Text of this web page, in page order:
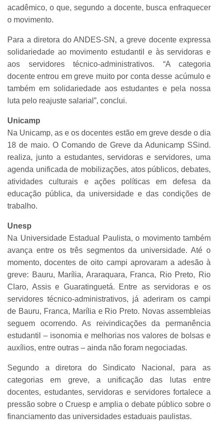
acadêmico, o que, segundo a docente, busca enfraquecer
o movimento.
Para a diretora do ANDES-SN, a greve docente expressa
solidariedade ao movimento estudantil e às servidoras e
aos servidores técnico-administrativos. “A categoria
docente entrou em greve muito por conta desse acúmulo e
também em solidariedade aos estudantes e pela nossa
luta pelo reajuste salarial”, conclui.
Unicamp
Na Unicamp, as e os docentes estão em greve desde o dia
18 de maio. O Comando de Greve da Adunicamp SSind.
realiza, junto a estudantes, servidoras e servidores, uma
agenda unificada de mobilizações, atos públicos, debates,
atividades culturais e ações políticas em defesa da
educação pública, da universidade e das condições de
trabalho.
Unesp
Na Universidade Estadual Paulista, o movimento também
avança entre os três segmentos da universidade. Até o
momento, docentes de oito campi aprovaram a adesão à
greve: Bauru, Marília, Araraquara, Franca, Rio Preto, Rio
Claro, Assis e Guaratinguetá. Entre as servidoras e os
servidores técnico-administrativos, já aderiram os campi
de Bauru, Franca, Marília e Rio Preto. Novas assembleias
seguem ocorrendo. As reivindicações da permanência
estudantil – isonomia e melhorias nos valores de bolsas e
auxílios, entre outras – ainda não foram negociadas.
Segundo a diretora do Sindicato Nacional, para as
categorias em greve, a unificação das lutas entre
docentes, estudantes, servidoras e servidores fortalece a
pressão sobre o Cruesp e amplia o debate público sobre o
financiamento das universidades estaduais paulistas.